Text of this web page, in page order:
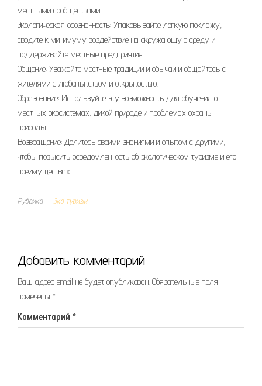
местными сообществами.
Экологическая осознанность: Упаковывайте легкую поклажу,
сводите к минимуму воздействие на окружающую среду и
поддерживайте местные предприятия.
Общение: Уважайте местные традиции и обычаи и общайтесь с
жителями с любопытством и открытостью.
Образование: Используйте эту возможность для обучения о
местных экосистемах, дикой природе и проблемах охраны
природы.
Возвращение: Делитесь своими знаниями и опытом с другими,
чтобы повысить осведомленность об экологическом туризме и его
преимуществах.
Рубрика Эко туризм
Добавить комментарий
Ваш адрес email не будет опубликован. Обязательные поля
помечены *
Комментарий *